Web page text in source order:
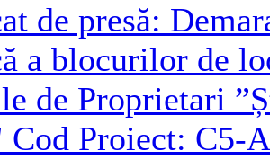
de presă:
a blocurilor de
de Proprietari
Cod Proiect: C5-